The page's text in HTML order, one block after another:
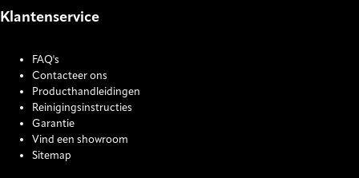
Klantenservice
FAQ's
Contacteer ons
Producthandleidingen
Reinigingsinstructies
Garantie
Vind een showroom
Sitemap